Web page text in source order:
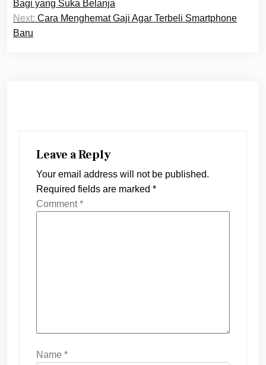
Bagi yang Suka Belanja
Next: Cara Menghemat Gaji Agar Terbeli Smartphone
Baru
Leave a Reply
Your email address will not be published.
Required fields are marked *
Comment*
Name *